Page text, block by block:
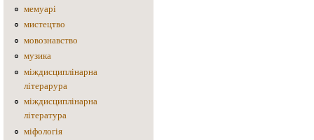
мемуарі
мистецтво
мовознавство
музика
міждисциплінарна
літерарура
міждисциплінарна
література
міфологія